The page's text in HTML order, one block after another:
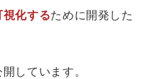
化するために開発した
しています。